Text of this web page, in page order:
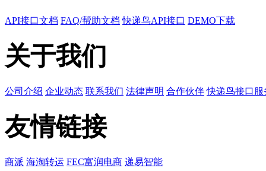
API接口文档 FAQ/帮助文档 快递鸟API接口 DEMO下载
关于我们
公司介绍 企业动态 联系我们 法律声明 合作伙伴 快递鸟接口服
友情链接
商派 海淘转运 FEC富润电商 递易智能